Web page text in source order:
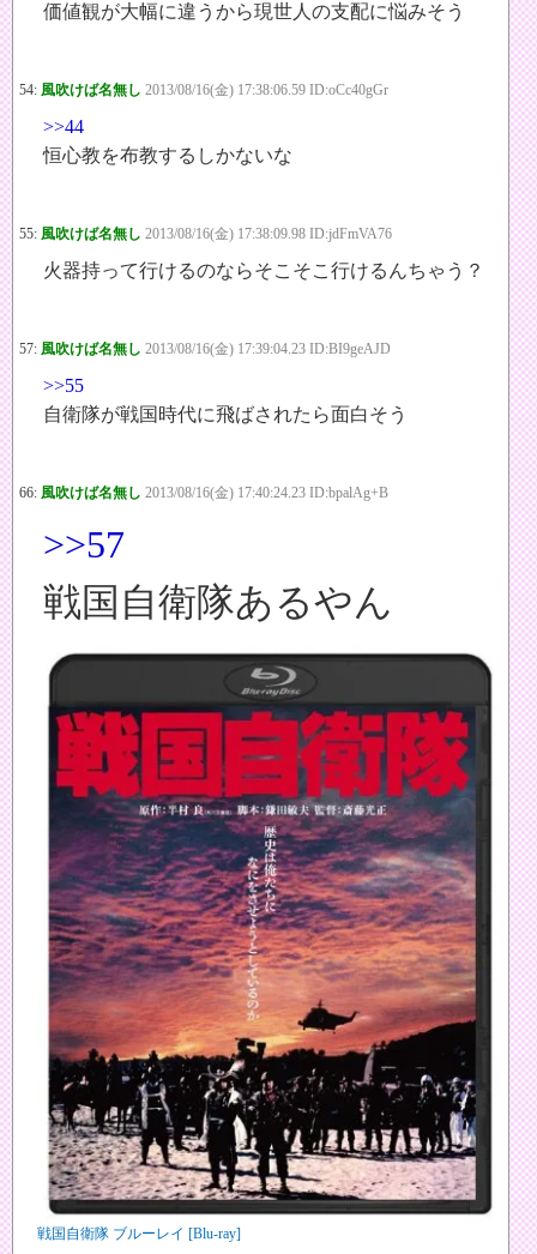
価値観が大幅に違うから現世人の支配に悩みそう
54: 風吹けば名無し 2013/08/16(金) 17:38:06.59 ID:oCc40gGr
>>44
恒心教を布教するしかないな
55: 風吹けば名無し 2013/08/16(金) 17:38:09.98 ID:jdFmVA76
火器持って行けるのならそこそこ行けるんちゃう？
57: 風吹けば名無し 2013/08/16(金) 17:39:04.23 ID:BI9geAJD
>>55
自衛隊が戦国時代に飛ばされたら面白そう
66: 風吹けば名無し 2013/08/16(金) 17:40:24.23 ID:bpalAg+B
>>57
戦国自衛隊あるやん
戦国自衛隊 ブルーレイ [Blu-ray]